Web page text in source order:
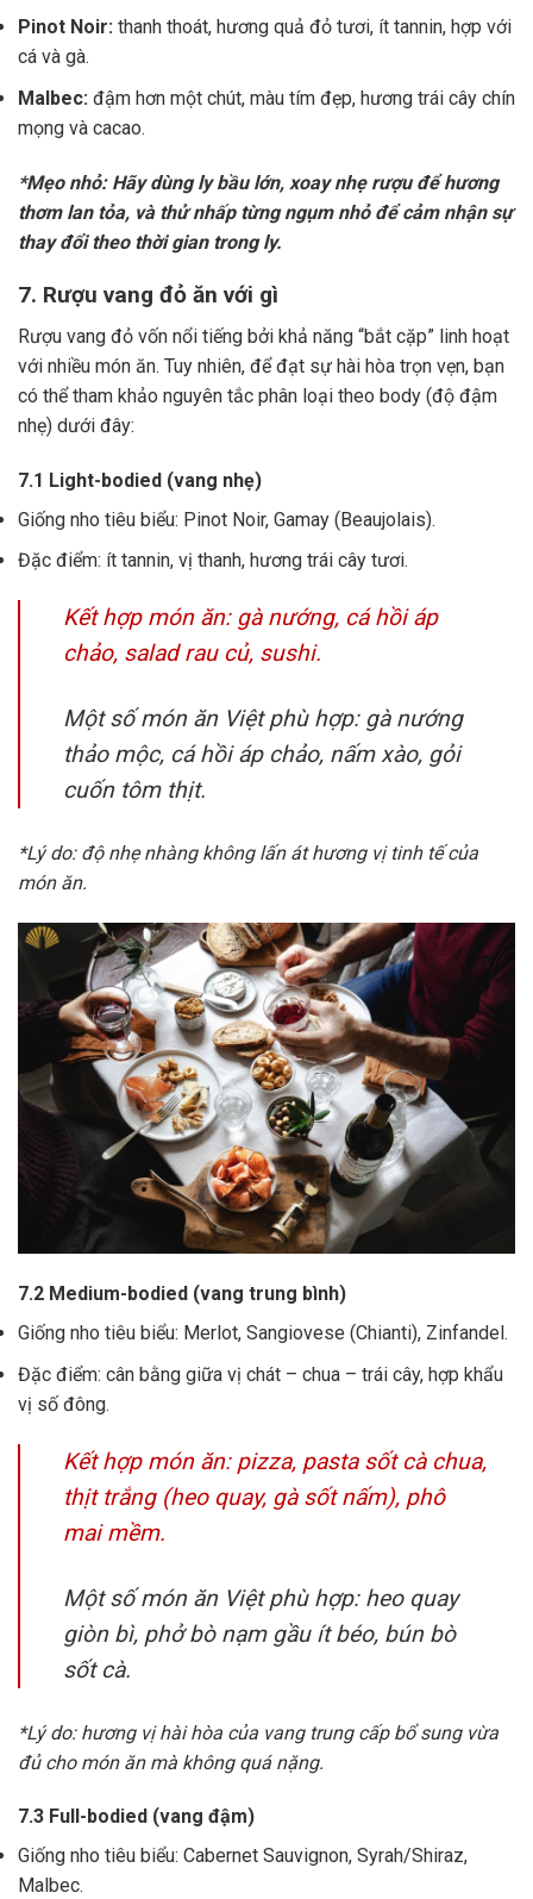
Pinot Noir: thanh thoát, hương quả đỏ tươi, ít tannin, hợp với
cá và gà.
Malbec: đậm hơn một chút, màu tím đẹp, hương trái cây chín
mọng và cacao.
*Mẹo nhỏ: Hãy dùng ly bầu lớn, xoay nhẹ rượu để hương
thơm lan tỏa, và thử nhấp từng ngụm nhỏ để cảm nhận sự
thay đổi theo thời gian trong ly.
7. Rượu vang đỏ ăn với gì
Rượu vang đỏ vốn nổi tiếng bởi khả năng “bắt cặp” linh hoạt
với nhiều món ăn. Tuy nhiên, để đạt sự hài hòa trọn vẹn, bạn
có thể tham khảo nguyên tắc phân loại theo body (độ đậm
nhẹ) dưới đây:
7.1 Light-bodied (vang nhẹ)
Giống nho tiêu biểu: Pinot Noir, Gamay (Beaujolais).
Đặc điểm: ít tannin, vị thanh, hương trái cây tươi.
Kết hợp món ăn: gà nướng, cá hồi áp
chảo, salad rau củ, sushi.
Một số món ăn Việt phù hợp: gà nướng
thảo mộc, cá hồi áp chảo, nấm xào, gỏi
cuốn tôm thịt.
*Lý do: độ nhẹ nhàng không lấn át hương vị tinh tế của
món ăn.
7.2 Medium-bodied (vang trung bình)
Giống nho tiêu biểu: Merlot, Sangiovese (Chianti), Zinfandel.
Đặc điểm: cân bằng giữa vị chát – chua – trái cây, hợp khẩu
vị số đông.
Kết hợp món ăn: pizza, pasta sốt cà chua,
thịt trắng (heo quay, gà sốt nấm), phô
mai mềm.
Một số món ăn Việt phù hợp: heo quay
giòn bì, phở bò nạm gầu ít béo, bún bò
sốt cà.
*Lý do: hương vị hài hòa của vang trung cấp bổ sung vừa
đủ cho món ăn mà không quá nặng.
7.3 Full-bodied (vang đậm)
Giống nho tiêu biểu: Cabernet Sauvignon, Syrah/Shiraz,
Malbec.